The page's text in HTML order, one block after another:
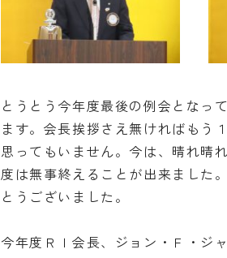
とうとう今年度最後の例会となっ
ます。会長挨拶さえ無ければもう
思ってもいません。今は、晴れ晴
度は無事終えることが出来ました
とうございました。
今年度ＲＩ会長、ジョン・Ｆ・ジ